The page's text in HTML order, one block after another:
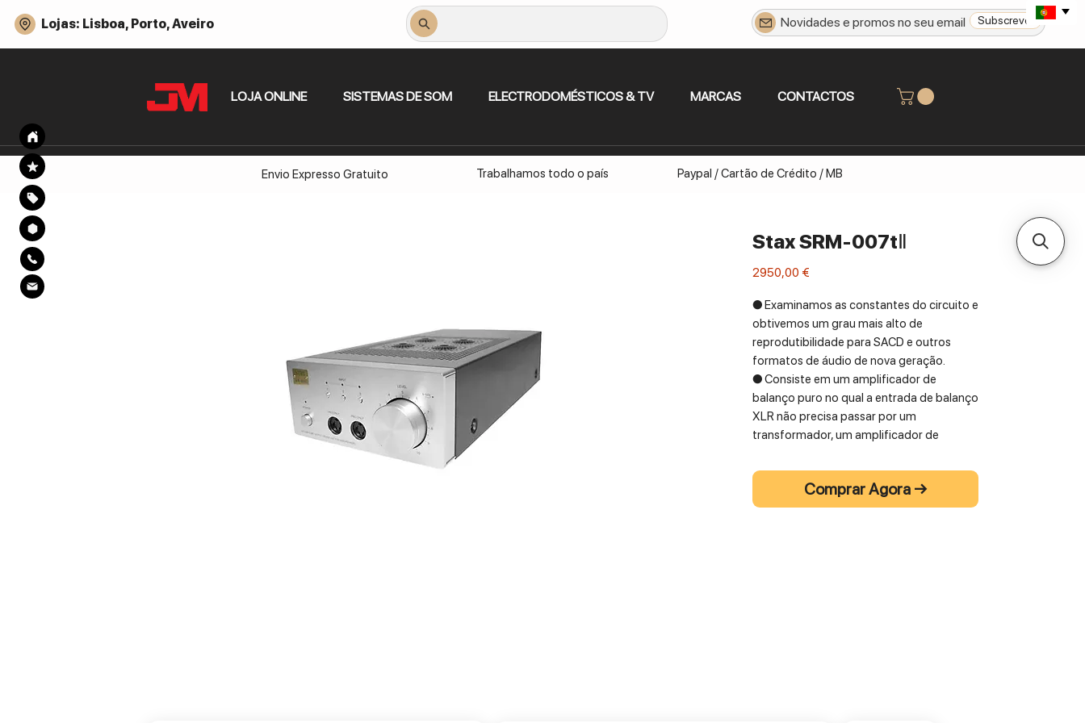
Subscrever
LOJA ONLINE SISTEMAS DE SOM ELECTRODOMÉSTICOS & TV MARCAS CONTACTOS
Lojas: Lisboa, Porto, Aveiro
Envio Expresso Gratuito Trabalhamos todo o país Paypal / Cartão de Crédito / MB
Stax SRM-007tⅡ
2950,00 €
● Examinamos as constantes do circuito e
obtivemos um grau mais alto de
reprodutibilidade para SACD e outros
formatos de áudio de nova geração.
● Consiste em um amplificador de
balanço puro no qual a entrada de balanço
XLR não precisa passar por um
transformador, um amplificador de
● Utiliza uma estrutura simples de
amplificação em dois estágios, baseada
no FET de baixo ruído rigorosamente
Comprar Agora →